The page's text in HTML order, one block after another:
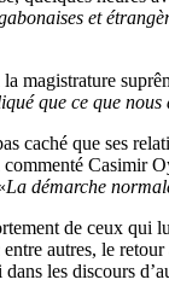
et
magistrature
que ce que
que ses
commenté Casimir
La démarche
de ceux qui
autres, le
les discours